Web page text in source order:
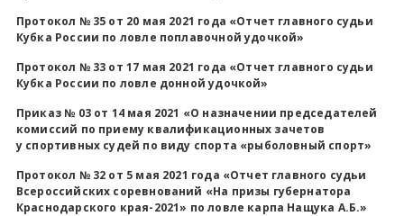
Протокол № 35 от 20 мая 2021 года «Отчет главного судьи
Кубка России по ловле поплавочной удочкой»
Протокол № 33 от 17 мая 2021 года «Отчет главного судьи
Кубка России по ловле донной удочкой»
Приказ № 03 от 14 мая 2021 «О назначении председателей
комиссий по приему квалификационных зачетов
у спортивных судей по виду спорта «рыболовный спорт»
Протокол № 32 от 5 мая 2021 года «Отчет главного судьи
Всероссийских соревнований «На призы губернатора
Краснодарского края-2021» по ловле карпа Нащука А.Б.»